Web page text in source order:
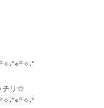
チリ☆